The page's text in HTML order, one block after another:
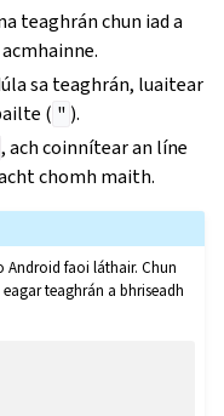
teaghrán chun iad a
sa teaghrán, luaitear
( " ).
, ach coinnítear an líne
chomh maith.
Android faoi láthair. Chun
teaghrán a bhriseadh